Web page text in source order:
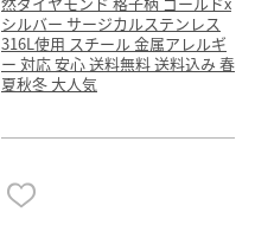
シルバー サージカルステンレス
316L使用 スチール 金属アレルギ
ー 対応 安心 送料無料 送料込み 春
夏秋冬 大人気